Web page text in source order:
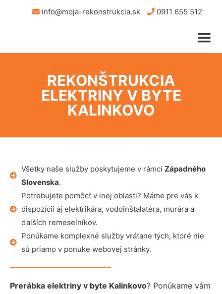
info@moja-rekonstrukcia.sk 0911 655 512
REKONŠTRUKCIA
ELEKTRINY V BYTE
KALINKOVO
Všetky naše služby poskytujeme v rámci Západného
Slovenska.
Potrebujete pomôcť v inej oblasti? Máme pre vás k
dispozícii aj elektrikára, vodoinštalatéra, murára a
ďalších remeselníkov.
Ponúkame komplexné služby vrátane tých, ktoré nie
sú priamo v ponuke webovej stránky.
Prerábka elektriny v byte Kalinkovo? Ponúkame vám